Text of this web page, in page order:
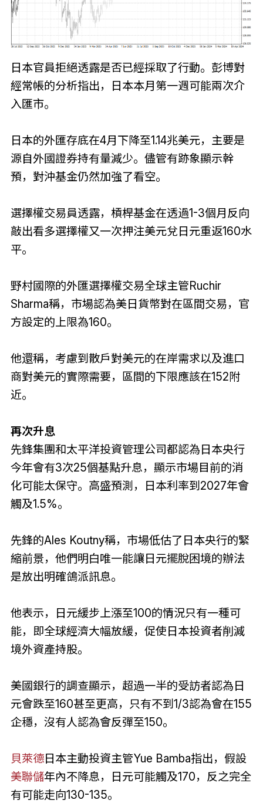
日本官員拒絕透露是否已經採取了行動。彭博對
經常帳的分析指出，日本本月第一週可能兩次介
入匯市。
日本的外匯存底在4月下降至1.14兆美元，主要是
源自外國證券持有量減少。儘管有跡象顯示幹
預，對沖基金仍然加強了看空。
選擇權交易員透露，槓桿基金在透過1-3個月反向
敲出看多選擇權又一次押注美元兌日元重返160水
平。
野村國際的外匯選擇權交易全球主管Ruchir
Sharma稱，市場認為美日貨幣對在區間交易，官
方設定的上限為160。
他還稱，考慮到散戶對美元的在岸需求以及進口
商對美元的實際需要，區間的下限應該在152附
近。
再次升息
先鋒集團和太平洋投資管理公司都認為日本央行
今年會有3次25個基點升息，顯示市場目前的消
化可能太保守。高盛預測，日本利率到2027年會
觸及1.5%。
先鋒的Ales Koutny稱，市場低估了日本央行的緊
縮前景，他們明白唯一能讓日元擺脫困境的辦法
是放出明確鴿派訊息。
他表示，日元緩步上漲至100的情況只有一種可
能，即全球經濟大幅放緩，促使日本投資者削減
境外資產持股。
美國銀行的調查顯示，超過一半的受訪者認為日
元會跌至160甚至更高，只有不到1/3認為會在155
企穩，沒有人認為會反彈至150。
貝萊德日本主動投資主管Yue Bamba指出，假設
美聯儲年內不降息，日元可能觸及170，反之完全
有可能走向130-135。